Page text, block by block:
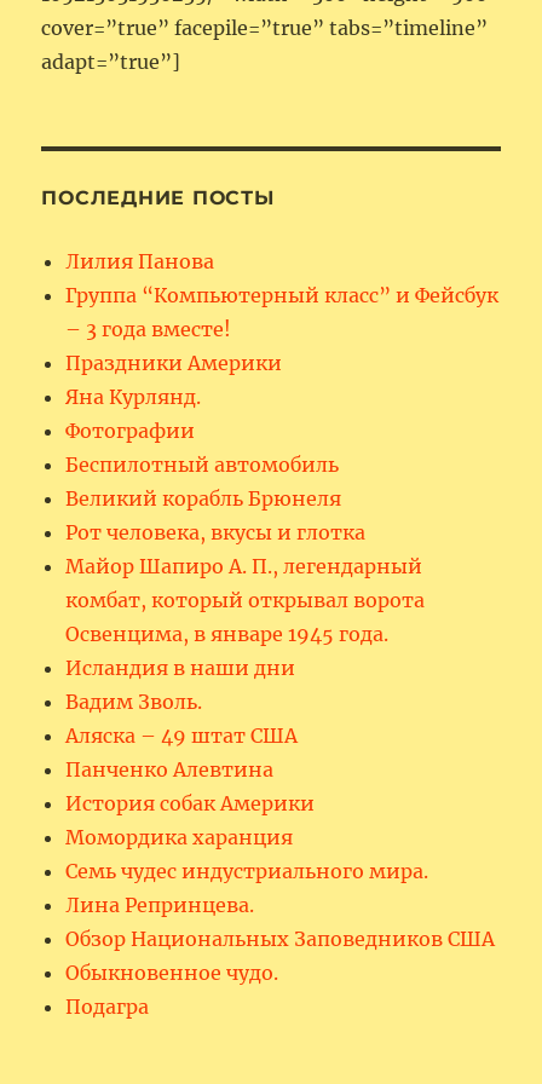
cover=”true” facepile=”true” tabs=”timeline”
adapt=”true”]
ПОСЛЕДНИЕ ПОСТЫ
Лилия Панова
Группа “Компьютерный класс” и Фейсбук
– 3 года вместе!
Праздники Америки
Яна Курлянд.
Фотографии
Беспилотный автомобиль
Великий корабль Брюнеля
Рот человека, вкусы и глотка
Майор Шапиро А. П., легендарный
комбат, который открывал ворота
Освенцима, в январе 1945 года.
Исландия в наши дни
Вадим Зволь.
Аляска – 49 штат США
Панченко Алевтина
История собак Америки
Момордика харанция
Семь чудес индустриального мира.
Лина Репринцева.
Обзор Национальных Заповедников США
Обыкновенное чудо.
Подагра